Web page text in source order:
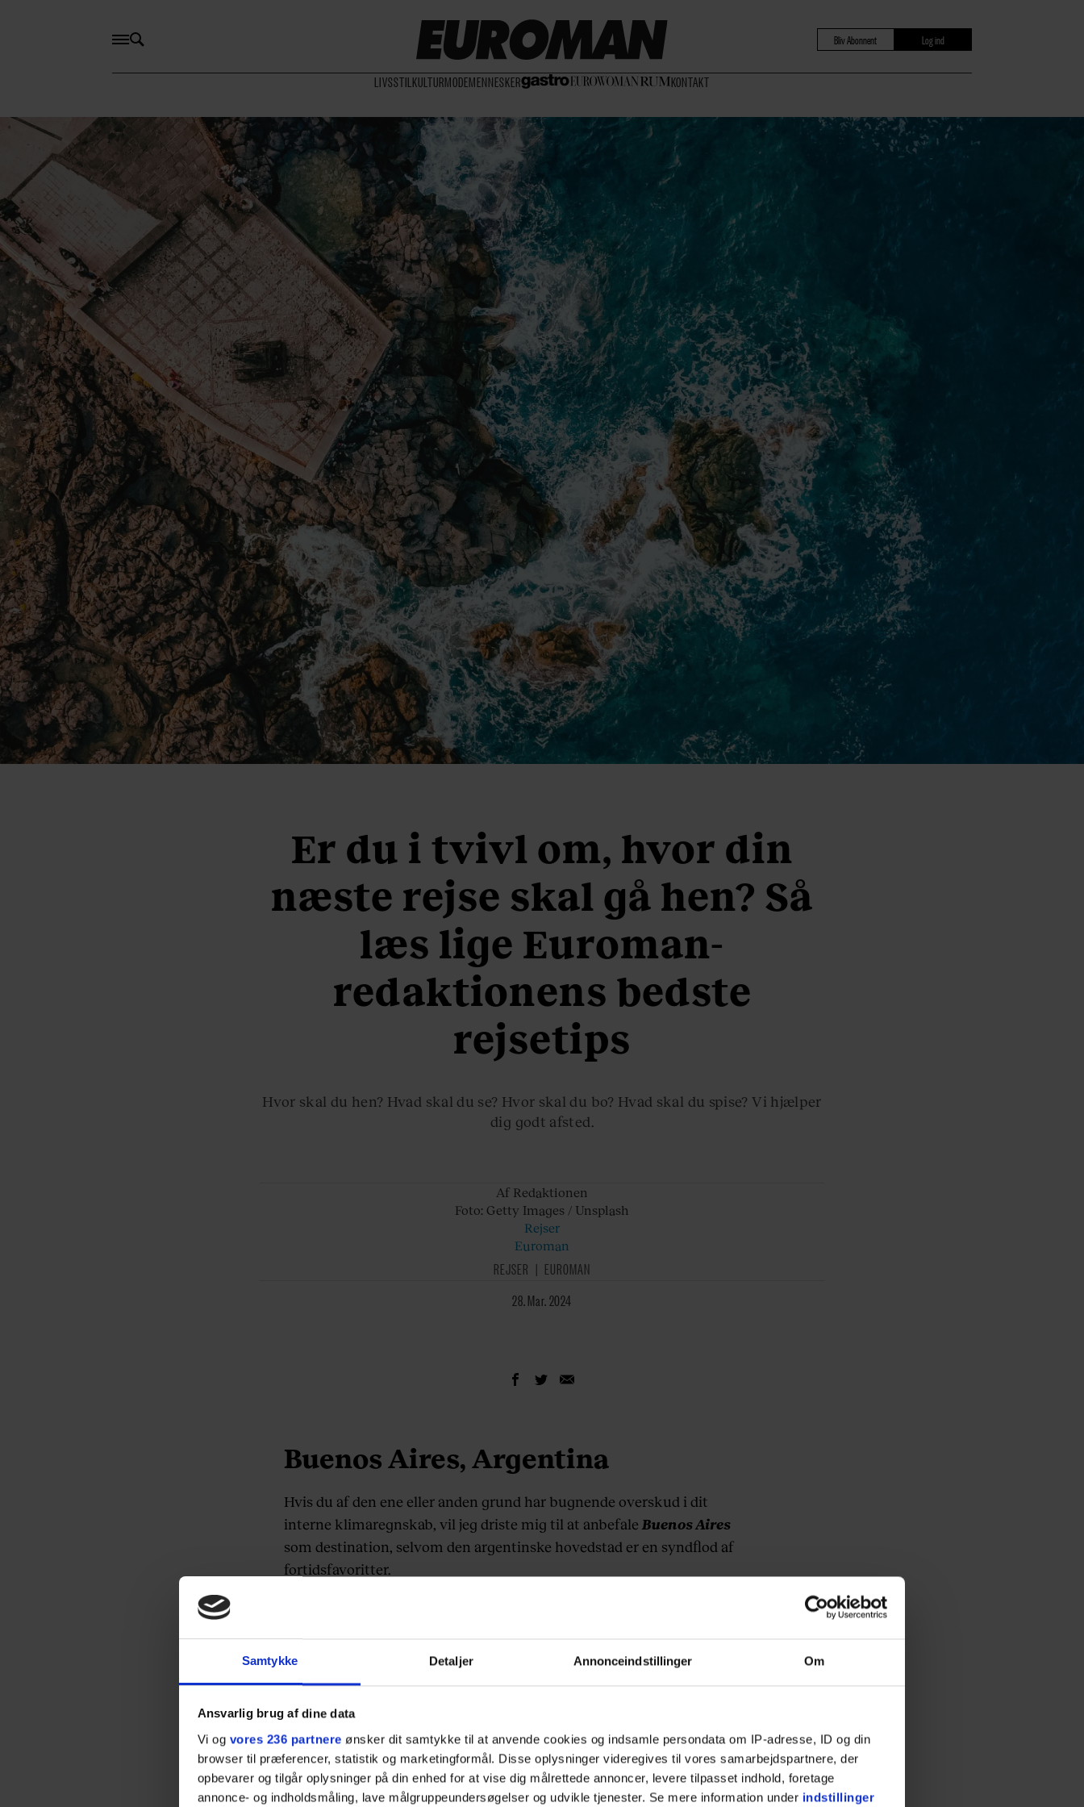
Samtykke Detaljer Annonceindstillinger Om
Ansvarlig brug af dine data
Vi og vores 236 partnere ønsker dit samtykke til at anvende cookies og indsamle persondata om IP-adresse, ID og din
browser til præferencer, statistik og marketingformål. Disse oplysninger videregives til vores samarbejdspartnere, der
opbevarer og tilgår oplysninger på din enhed for at vise dig målrettede annoncer, levere tilpasset indhold, foretage
annonce- og indholdsmåling, lave målgruppeundersøgelser og udvikle tjenester. Se mere information under indstillinger
LIVSSTIL KULTURMODEMENNESKER KONTAKT
Bliv Abonnent Log ind
Er du i tvivl om, hvor din
næste rejse skal gå hen? Så
læs lige Euroman-
redaktionens bedste
rejsetips
Hvor skal du hen? Hvad skal du se? Hvor skal du bo? Hvad skal du spise? Vi hjælper
dig godt afsted.
Af Redaktionen
Foto: Getty Images / Unsplash
Rejser
Euroman
REJSER
EUROMAN
28. Mar. 2024
Buenos Aires, Argentina
Hvis du af den ene eller anden grund har bugnende overskud i dit
interne klimaregnskab, vil jeg driste mig til at anbefale Buenos Aires
som destination, selvom den argentinske hovedstad er en syndflod af
fortidsfavoritter.
Bayside.
Og så er der fodbolden. Det er lidt af en tag-selv-buffet, men jeg har haft
mine største oplevelser på Racings hjemmebane – hertil er det også
lettere og billigere at skaffe billetter, og atmosfæren vil gungre i dit
korpus hele vejen på den lange flytur hjem.